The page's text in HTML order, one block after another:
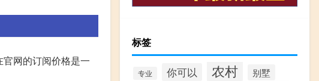
网的订阅价格是一
标签
专业 你可以 农村 别墅